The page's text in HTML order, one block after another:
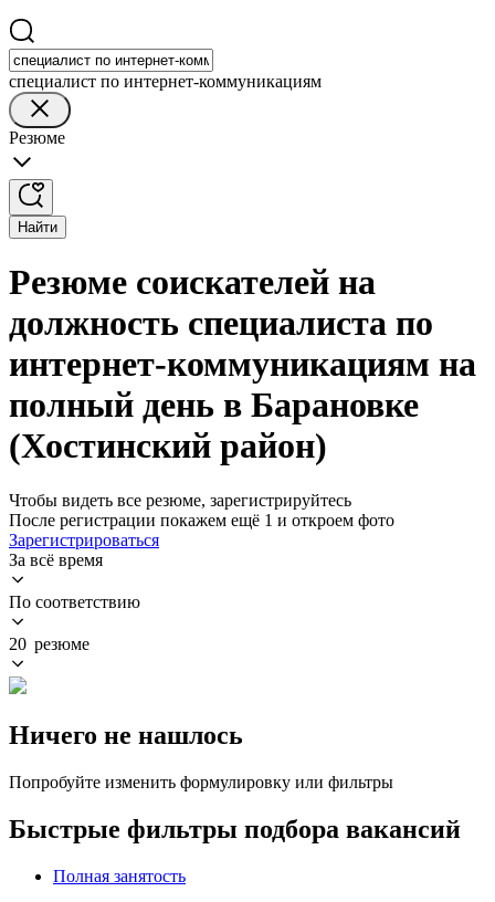
специалист по интернет-коммуникациям
Резюме
Найти
Резюме соискателей на
должность специалиста по
интернет-коммуникациям на
полный день в Барановке
(Хостинский район)
Чтобы видеть все резюме, зарегистрируйтесь
После регистрации покажем ещё 1 и откроем фото
Зарегистрироваться
За всё время
По соответствию
20 резюме
Ничего не нашлось
Попробуйте изменить формулировку или фильтры
Быстрые фильтры подбора вакансий
Полная занятость